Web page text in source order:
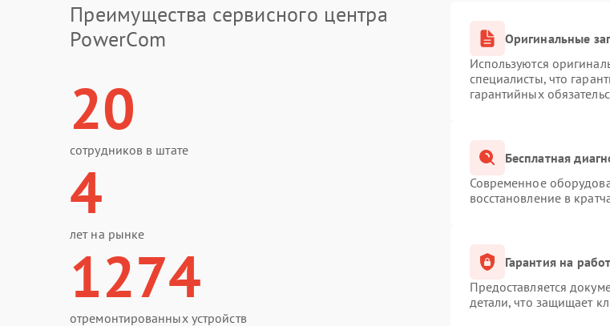
Преимущества сервисного центра
PowerCom
20
сотрудников в штате
4
лет на рынке
1274
отремонтированных устройств
Оригинальные
Используются
специалисты, что
гарантийных
Бесплатная
Современное
восстановление в
Гарантия на
Предоставляется
детали, что защищает